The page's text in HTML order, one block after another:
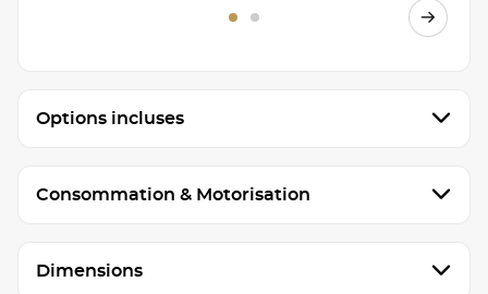
Options incluses
Consommation & Motorisation
Dimensions